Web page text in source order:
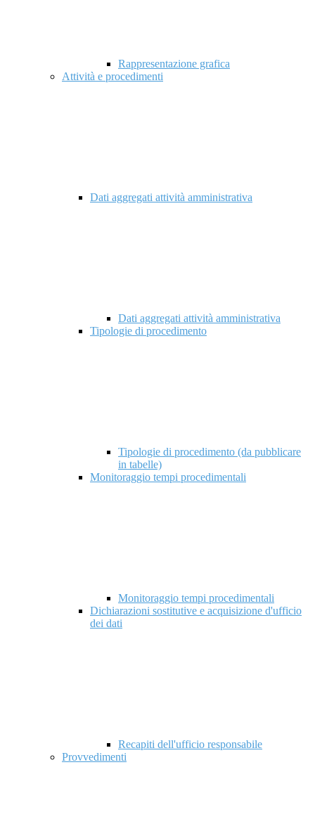
Rappresentazione grafica
Attività e procedimenti
Dati aggregati attività amministrativa
Dati aggregati attività amministrativa
Tipologie di procedimento
Tipologie di procedimento (da pubblicare
in tabelle)
Monitoraggio tempi procedimentali
Monitoraggio tempi procedimentali
Dichiarazioni sostitutive e acquisizione d'ufficio
dei dati
Recapiti dell'ufficio responsabile
Provvedimenti